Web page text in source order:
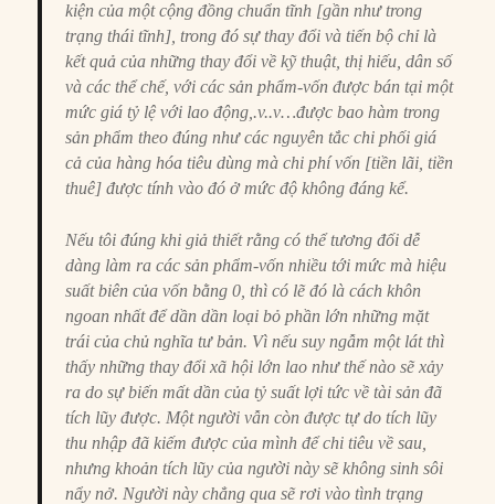
kiện của một cộng đồng chuẩn tĩnh [gần như trong
trạng thái tĩnh], trong đó sự thay đổi và tiến bộ chỉ là
kết quả của những thay đổi về kỹ thuật, thị hiếu, dân số
và các thể chế, với các sản phẩm-vốn được bán tại một
mức giá tỷ lệ với lao động,.v..v…được bao hàm trong
sản phẩm theo đúng như các nguyên tắc chi phối giá
cả của hàng hóa tiêu dùng mà chi phí vốn [tiền lãi, tiền
thuê] được tính vào đó ở mức độ không đáng kể.
Nếu tôi đúng khi giả thiết rằng có thể tương đối dễ
dàng làm ra các sản phẩm-vốn nhiều tới mức mà hiệu
suất biên của vốn bằng 0, thì có lẽ đó là cách khôn
ngoan nhất để dần dần loại bỏ phần lớn những mặt
trái của chủ nghĩa tư bản. Vì nếu suy ngẫm một lát thì
thấy những thay đổi xã hội lớn lao như thế nào sẽ xảy
ra do sự biến mất dần của tỷ suất lợi tức về tài sản đã
tích lũy được. Một người vẫn còn được tự do tích lũy
thu nhập đã kiếm được của mình để chi tiêu về sau,
nhưng khoản tích lũy của người này sẽ không sinh sôi
nẩy nở. Người này chẳng qua sẽ rơi vào tình trạng